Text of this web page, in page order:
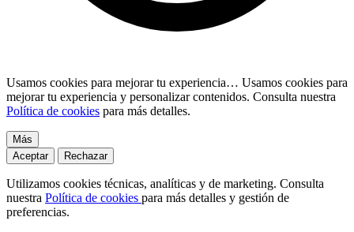
Usamos cookies para mejorar tu experiencia… Usamos cookies para
mejorar tu experiencia y personalizar contenidos. Consulta nuestra
Política de cookies para más detalles.
Más
Aceptar
Rechazar
Utilizamos cookies técnicas, analíticas y de marketing. Consulta
nuestra Política de cookies para más detalles y gestión de
preferencias.